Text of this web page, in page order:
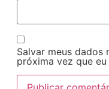
Salvar meus dados
próxima vez que eu